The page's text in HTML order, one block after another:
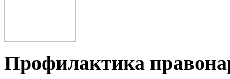
Профилактика